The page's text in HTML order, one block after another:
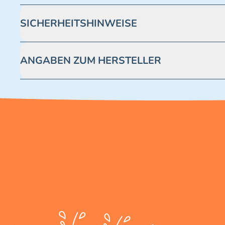
SICHERHEITSHINWEISE
ANGABEN ZUM HERSTELLER